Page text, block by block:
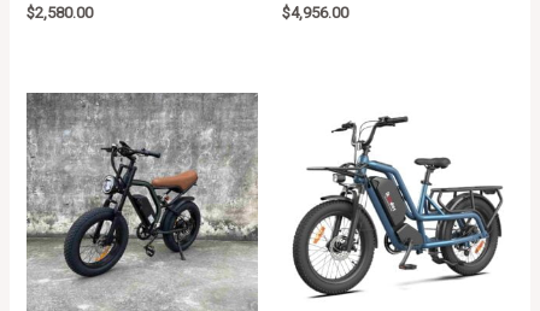
Rated
5.00
$2,580.00
Rated
5.00
$4,956.00